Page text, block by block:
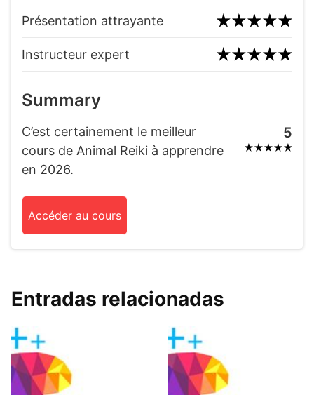
Présentation attrayante
Instructeur expert
Summary
C’est certainement le meilleur
cours de Animal Reiki à apprendre
en 2026.
5
Accéder au cours
Entradas relacionadas